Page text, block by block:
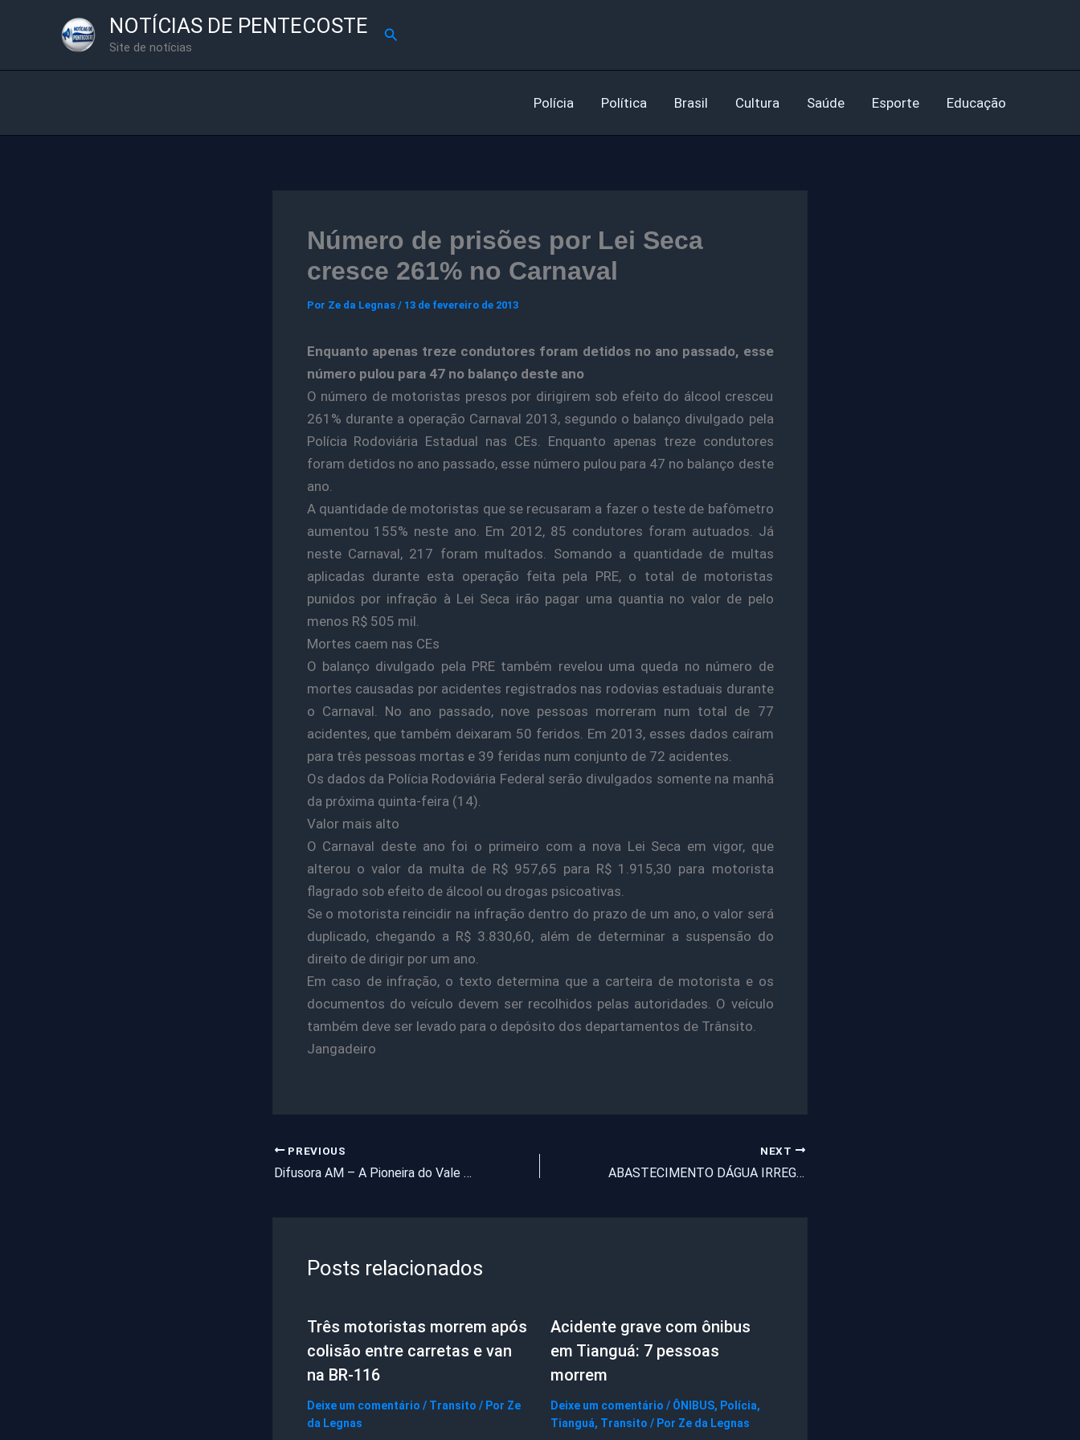
NOTÍCIAS DE PENTECOSTE
Site de notícias
Pesquisar
Polícia Política Brasil Cultura Saúde Esporte Educação
Número de prisões por Lei Seca
cresce 261% no Carnaval
Por Ze da Legnas / 13 de fevereiro de 2013
Enquanto apenas treze condutores foram detidos no ano passado, esse
número pulou para 47 no balanço deste ano
O número de motoristas presos por dirigirem sob efeito do álcool cresceu
261% durante a operação Carnaval 2013, segundo o balanço divulgado pela
Polícia Rodoviária Estadual nas CEs. Enquanto apenas treze condutores
foram detidos no ano passado, esse número pulou para 47 no balanço deste
ano.
A quantidade de motoristas que se recusaram a fazer o teste de bafômetro
aumentou 155% neste ano. Em 2012, 85 condutores foram autuados. Já
neste Carnaval, 217 foram multados. Somando a quantidade de multas
aplicadas durante esta operação feita pela PRE, o total de motoristas
punidos por infração à Lei Seca irão pagar uma quantia no valor de pelo
menos R$ 505 mil.
Mortes caem nas CEs
O balanço divulgado pela PRE também revelou uma queda no número de
mortes causadas por acidentes registrados nas rodovias estaduais durante
o Carnaval. No ano passado, nove pessoas morreram num total de 77
acidentes, que também deixaram 50 feridos. Em 2013, esses dados caíram
para três pessoas mortas e 39 feridas num conjunto de 72 acidentes.
Os dados da Polícia Rodoviária Federal serão divulgados somente na manhã
da próxima quinta-feira (14).
Valor mais alto
O Carnaval deste ano foi o primeiro com a nova Lei Seca em vigor, que
alterou o valor da multa de R$ 957,65 para R$ 1.915,30 para motorista
flagrado sob efeito de álcool ou drogas psicoativas.
Se o motorista reincidir na infração dentro do prazo de um ano, o valor será
duplicado, chegando a R$ 3.830,60, além de determinar a suspensão do
direito de dirigir por um ano.
Em caso de infração, o texto determina que a carteira de motorista e os
documentos do veículo devem ser recolhidos pelas autoridades. O veículo
também deve ser levado para o depósito dos departamentos de Trânsito.
Jangadeiro
PREVIOUS
Difusora AM – A Pioneira do Vale do Curu: Confira a programação
NEXT
ABASTECIMENTO DÁGUA IRREGULAR POR PARTE DA DEFESA CIVIL CAUSA TRANSTORNOS A COMUNIDADES RURAIS DE PENTECOSTE
Posts relacionados
Três motoristas morrem após
colisão entre carretas e van
na BR-116
Deixe um comentário / Transito / Por Ze
da Legnas
Acidente grave com ônibus
em Tianguá: 7 pessoas
morrem
Deixe um comentário / ÔNIBUS, Polícia,
Tianguá, Transito / Por Ze da Legnas